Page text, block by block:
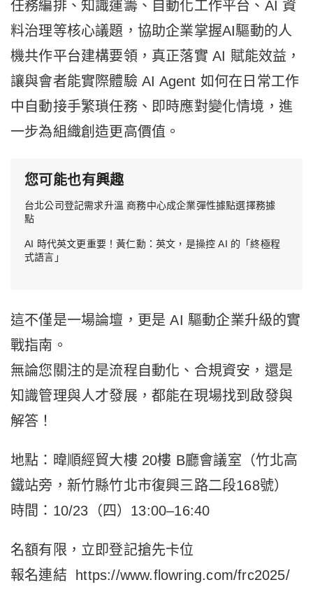
任務編排、知識運籌、自動化工作平台、AI 資
料治理等核心議題，協助企業掌握AI驅動的人
機共作平台建構要領，真正落實 AI 賦能效益，
讓與會者能實際體驗 AI Agent 如何在日常工作
中自動接手繁瑣任務、即時應對變化情境，進
一步為組織創造更高價值。
您可能也有興趣
台北公司登記需求升溫 商務中心成企業彈性據點選擇務據
點
AI 時代英文更重要！黃仁勳：英文，是操控 AI 的「終極程
式語言」
這不僅是一場論壇，更是 AI 驅動企業升級的實
戰指南。
無論您關注的是流程自動化、合規資安，還是
知識管理與人才發展，都能在現場找到啟發與
解答！
地點：暐順經貿大樓 20樓 B廳會議室（竹北高
鐵站旁，新竹縣竹北市復興三路二段168號）
時間：10/23（四）13:00–16:40
名額有限，立即登記搶先卡位
報名連結 https://www.flowring.com/frc2025/